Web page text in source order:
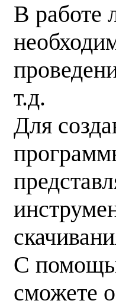
В работе
т.д.
Для
С
сможете